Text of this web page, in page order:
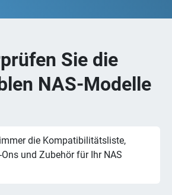
Sie die
NAS-Modelle
die Kompatibilitätsliste,
und Zubehör für Ihr NAS